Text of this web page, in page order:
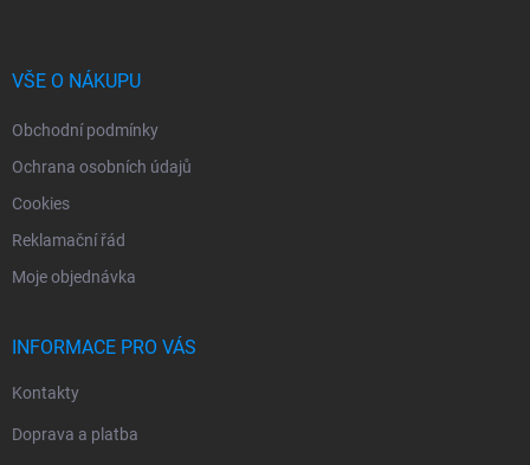
VŠE O NÁKUPU
Obchodní podmínky
Ochrana osobních údajů
Cookies
Reklamační řád
Moje objednávka
INFORMACE PRO VÁS
Kontakty
Doprava a platba